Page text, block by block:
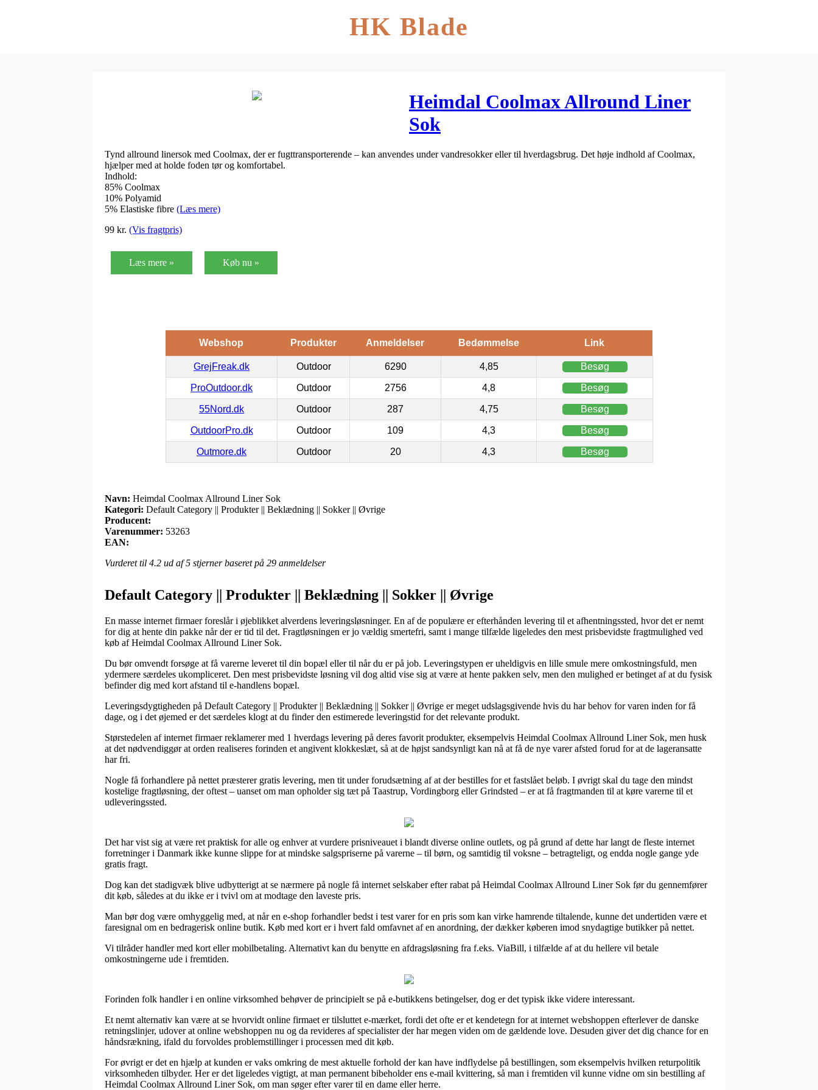
HK Blade
Heimdal Coolmax Allround Liner
Sok
Tynd allround linersok med Coolmax, der er fugttransporterende – kan anvendes under vandresokker eller til hverdagsbrug. Det høje indhold af Coolmax,
hjælper med at holde foden tør og komfortabel.
Indhold:
85% Coolmax
10% Polyamid
5% Elastiske fibre (Læs mere)
99 kr. (Vis fragtpris)
Læs mere » Køb nu »
Webshop Produkter Anmeldelser Bedømmelse Link
GrejFreak.dk Outdoor 6290 4,85 Besøg
ProOutdoor.dk Outdoor 2756 4,8 Besøg
55Nord.dk Outdoor 287 4,75 Besøg
OutdoorPro.dk Outdoor 109 4,3 Besøg
Outmore.dk Outdoor 20 4,3 Besøg
Navn: Heimdal Coolmax Allround Liner Sok
Kategori: Default Category || Produkter || Beklædning || Sokker || Øvrige
Producent:
Varenummer: 53263
EAN:
Vurderet til 4.2 ud af 5 stjerner baseret på 29 anmeldelser
Default Category || Produkter || Beklædning || Sokker || Øvrige
En masse internet firmaer foreslår i øjeblikket alverdens leveringsløsninger. En af de populære er efterhånden levering til et afhentningssted, hvor det er nemt
for dig at hente din pakke når der er tid til det. Fragtløsningen er jo vældig smertefri, samt i mange tilfælde ligeledes den mest prisbevidste fragtmulighed ved
køb af Heimdal Coolmax Allround Liner Sok.
Du bør omvendt forsøge at få varerne leveret til din bopæl eller til når du er på job. Leveringstypen er uheldigvis en lille smule mere omkostningsfuld, men
ydermere særdeles ukompliceret. Den mest prisbevidste løsning vil dog altid vise sig at være at hente pakken selv, men den mulighed er betinget af at du fysisk
befinder dig med kort afstand til e-handlens bopæl.
Leveringsdygtigheden på Default Category || Produkter || Beklædning || Sokker || Øvrige er meget udslagsgivende hvis du har behov for varen inden for få
dage, og i det øjemed er det særdeles klogt at du finder den estimerede leveringstid for det relevante produkt.
Størstedelen af internet firmaer reklamerer med 1 hverdags levering på deres favorit produkter, eksempelvis Heimdal Coolmax Allround Liner Sok, men husk
at det nødvendiggør at orden realiseres forinden et angivent klokkeslæt, så at de højst sandsynligt kan nå at få de nye varer afsted forud for at de lageransatte
har fri.
Nogle få forhandlere på nettet præsterer gratis levering, men tit under forudsætning af at der bestilles for et fastslået beløb. I øvrigt skal du tage den mindst
kostelige fragtløsning, der oftest – uanset om man opholder sig tæt på Taastrup, Vordingborg eller Grindsted – er at få fragtmanden til at køre varerne til et
udleveringssted.
Det har vist sig at være ret praktisk for alle og enhver at vurdere prisniveauet i blandt diverse online outlets, og på grund af dette har langt de fleste internet
forretninger i Danmark ikke kunne slippe for at mindske salgspriserne på varerne – til børn, og samtidig til voksne – betragteligt, og endda nogle gange yde
gratis fragt.
Dog kan det stadigvæk blive udbytterigt at se nærmere på nogle få internet selskaber efter rabat på Heimdal Coolmax Allround Liner Sok før du gennemfører
dit køb, således at du ikke er i tvivl om at modtage den laveste pris.
Man bør dog være omhyggelig med, at når en e-shop forhandler bedst i test varer for en pris som kan virke hamrende tiltalende, kunne det undertiden være et
faresignal om en bedragerisk online butik. Køb med kort er i hvert fald omfavnet af en anordning, der dækker køberen imod snydagtige butikker på nettet.
Vi tilråder handler med kort eller mobilbetaling. Alternativt kan du benytte en afdragsløsning fra f.eks. ViaBill, i tilfælde af at du hellere vil betale
omkostningerne ude i fremtiden.
Forinden folk handler i en online virksomhed behøver de principielt se på e-butikkens betingelser, dog er det typisk ikke videre interessant.
Et nemt alternativ kan være at se hvorvidt online firmaet er tilsluttet e-mærket, fordi det ofte er et kendetegn for at internet webshoppen efterlever de danske
retningslinjer, udover at online webshoppen nu og da revideres af specialister der har megen viden om de gældende love. Desuden giver det dig chance for en
håndsrækning, ifald du forvoldes problemstillinger i processen med dit køb.
For øvrigt er det en hjælp at kunden er vaks omkring de mest aktuelle forhold der kan have indflydelse på bestillingen, som eksempelvis hvilken returpolitik
virksomheden tilbyder. Her er det ligeledes vigtigt, at man permanent bibeholder ens e-mail kvittering, så man i fremtiden vil kunne vidne om sin bestilling af
Heimdal Coolmax Allround Liner Sok, om man søger efter varer til en dame eller herre.